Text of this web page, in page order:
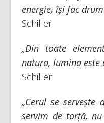
energie, își fac
Schiller
„Din toate
natura, lumina este
Schiller
„Cerul se
servim de torță,